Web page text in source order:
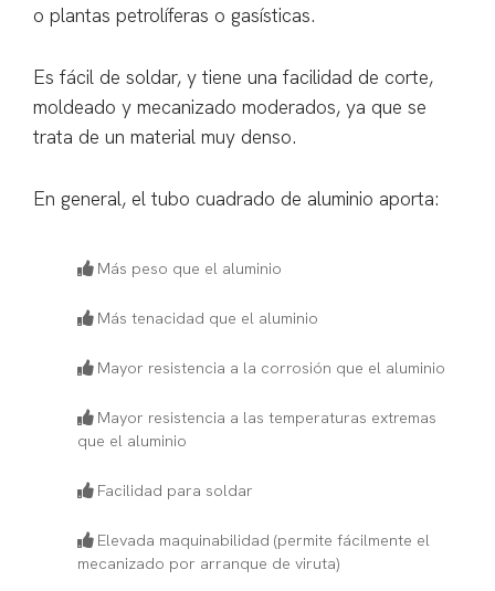
o plantas petrolíferas o gasísticas.
Es fácil de soldar, y tiene una facilidad de corte,
moldeado y mecanizado moderados, ya que se
trata de un material muy denso.
En general, el tubo cuadrado de aluminio aporta:
Más peso que el aluminio
Más tenacidad que el aluminio
Mayor resistencia a la corrosión que el aluminio
Mayor resistencia a las temperaturas extremas
que el aluminio
Facilidad para soldar
Elevada maquinabilidad (permite fácilmente el
mecanizado por arranque de viruta)